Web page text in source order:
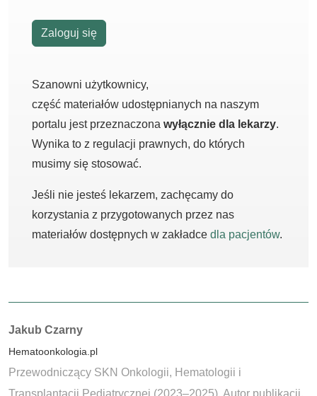
Zaloguj się
Szanowni użytkownicy,
część materiałów udostępnianych na naszym
portalu jest przeznaczona wyłącznie dla lekarzy.
Wynika to z regulacji prawnych, do których
musimy się stosować.
Jeśli nie jesteś lekarzem, zachęcamy do
korzystania z przygotowanych przez nas
materiałów dostępnych w zakładce dla pacjentów.
Autorzy:
Jakub Czarny
Hematoonkologia.pl
Przewodniczący SKN Onkologii, Hematologii i
Transplantacji Pediatrycznej (2023–2025). Autor publikacji,